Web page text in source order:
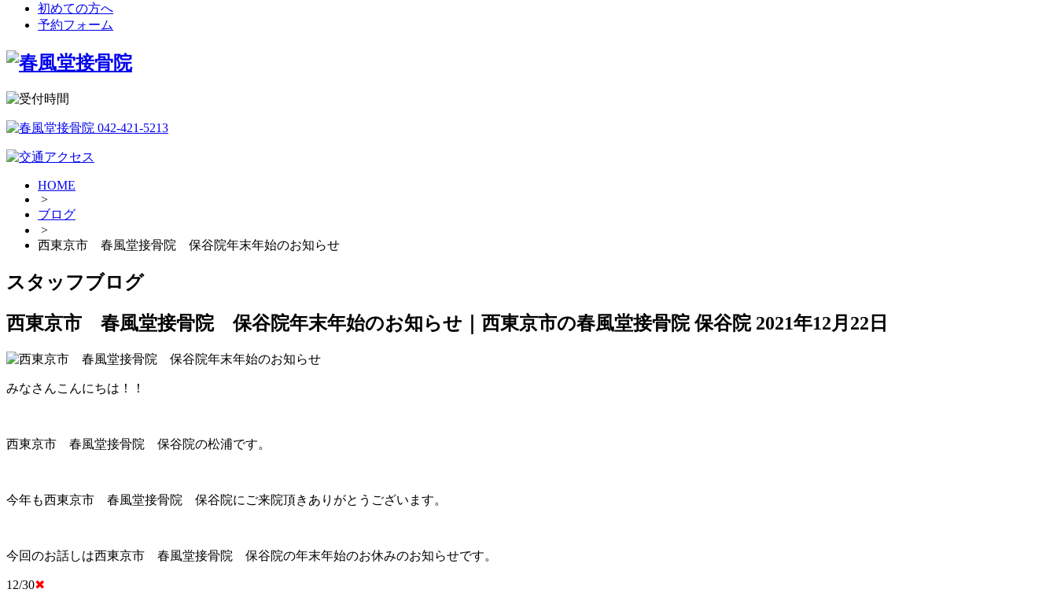
初めての方へ
予約フォーム
HOME
>
ブログ
>
西東京市 春風堂接骨院 保谷院年末年始のお知らせ
スタッフブログ
西東京市 春風堂接骨院 保谷院年末年始のお知らせ｜西東京市の春風堂接骨院 保谷院 2021年12月22日
みなさんこんにちは！！
西東京市 春風堂接骨院 保谷院の松浦です。
今年も西東京市 春風堂接骨院 保谷院にご来院頂きありがとうございます。
今回のお話しは西東京市 春風堂接骨院 保谷院の年末年始のお休みのお知らせです。
12/30✖